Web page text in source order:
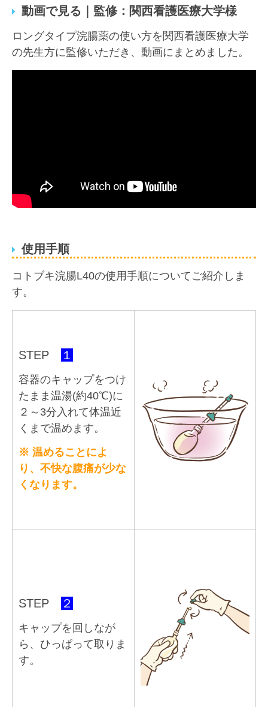
動画で見る｜監修： 関西看護医療大学様
ロングタイプ浣腸薬の使い方を関西看護医療大学
の先生方に監修いただき、動画にまとめました。
使用手順
コトブキ浣腸L40の使用手順についてご紹介しま
す。
STEP １
容器のキャップをつけ
たまま温湯(約40℃)に
２～3分入れて体温近
くまで温めます。
※ 温めることによ
り、不快な腹痛が少な
くなります。
STEP ２
キャップを回しなが
ら、ひっぱって取りま
す。